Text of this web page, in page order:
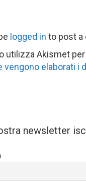
logged in to post a
utilizza Akismet
vengono elaborati i
newsletter